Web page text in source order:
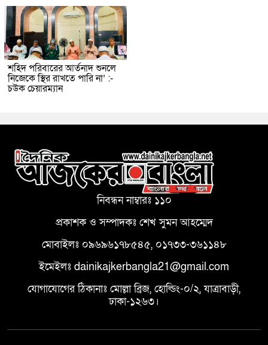
শহিদ পরিবারের আর্তনাদ শুনলে
নিজেকে স্থির রাখতে পারি না’ :-
চউক চেয়ারম্যান
নিবন্ধন নাম্বারঃ ১১০
প্রকাশক ও সম্পাদকঃ শেখ সুমন আহম্মেদ
মোবাইলঃ ০৯৬৯৬১৭৮৫৪৫, ০১৭৩৩-৩৬১১৪৮
ইমেইলঃ dainikajkerbangla21@gmail.com
যোগাযোগের ঠিকানাঃ মোল্লা ব্রিজ, হোল্ডিং-০/২, যাত্রাবাড়ী,
ঢাকা-১২৬৩।